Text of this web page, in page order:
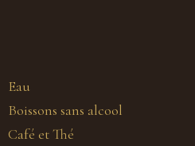
Eau
Boissons sans alcool
Café et Thé